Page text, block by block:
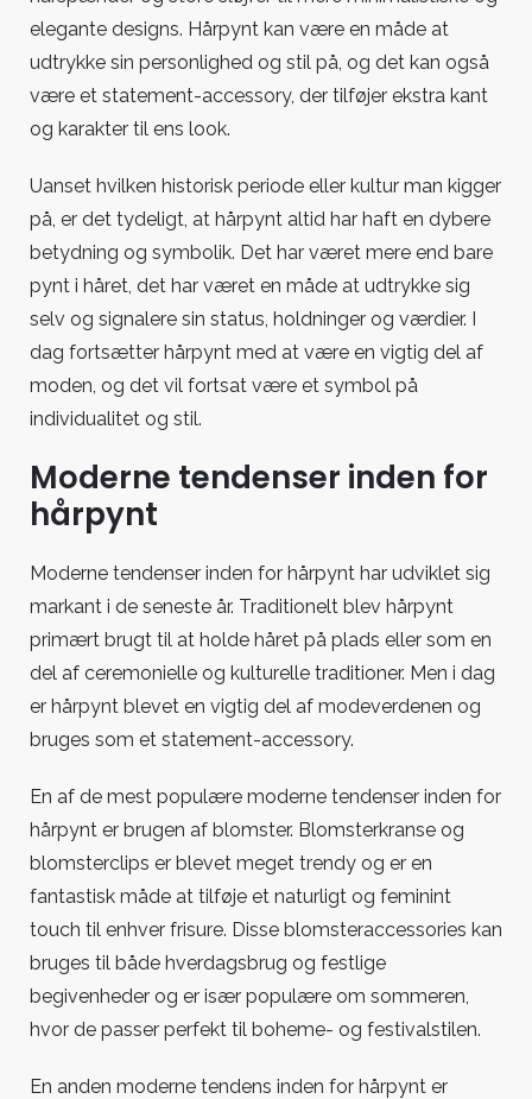
elegante designs. Hårpynt kan være en måde at
udtrykke sin personlighed og stil på, og det kan også
være et statement-accessory, der tilføjer ekstra kant
og karakter til ens look.
Uanset hvilken historisk periode eller kultur man kigger
på, er det tydeligt, at hårpynt altid har haft en dybere
betydning og symbolik. Det har været mere end bare
pynt i håret, det har været en måde at udtrykke sig
selv og signalere sin status, holdninger og værdier. I
dag fortsætter hårpynt med at være en vigtig del af
moden, og det vil fortsat være et symbol på
individualitet og stil.
Moderne tendenser inden for
hårpynt
Moderne tendenser inden for hårpynt har udviklet sig
markant i de seneste år. Traditionelt blev hårpynt
primært brugt til at holde håret på plads eller som en
del af ceremonielle og kulturelle traditioner. Men i dag
er hårpynt blevet en vigtig del af modeverdenen og
bruges som et statement-accessory.
En af de mest populære moderne tendenser inden for
hårpynt er brugen af blomster. Blomsterkranse og
blomsterclips er blevet meget trendy og er en
fantastisk måde at tilføje et naturligt og feminint
touch til enhver frisure. Disse blomsteraccessories kan
bruges til både hverdagsbrug og festlige
begivenheder og er især populære om sommeren,
hvor de passer perfekt til boheme- og festivalstilen.
En anden moderne tendens inden for hårpynt er